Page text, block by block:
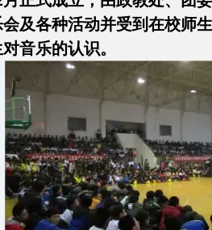
及各种活动并受到在校师
音乐的认识。